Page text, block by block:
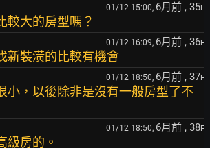
01/12 15:00, 6月前 , 35F
較大的房型嗎？
01/12 16:09, 6月前 , 36F
新裝潢的比較有機會
01/12 18:50, 6月前 , 37F
小，以後除非是沒有一般房型了不
01/12 18:50, 6月前 , 38F
級房的。